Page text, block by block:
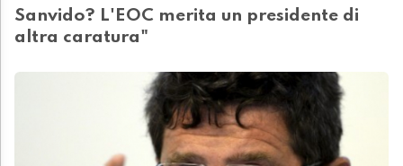
Sanvido? L'EOC merita un presidente di
altra caratura"